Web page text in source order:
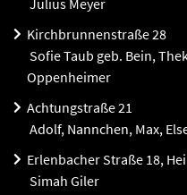
Julius Meyer
Kirchbrunnenstraße 28
Sofie Taub geb. Bein,
Oppenheimer
Achtungstraße 21
Adolf, Nannchen, Max,
Erlenbacher Straße 18,
Simah Giler